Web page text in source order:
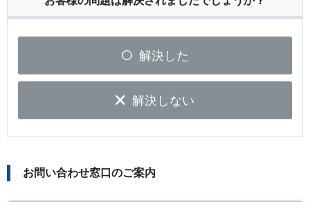
解決した
解決しない
お問い合わせ窓口のご案内